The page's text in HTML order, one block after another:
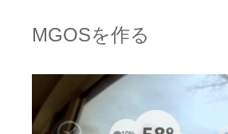
MGOSを作る